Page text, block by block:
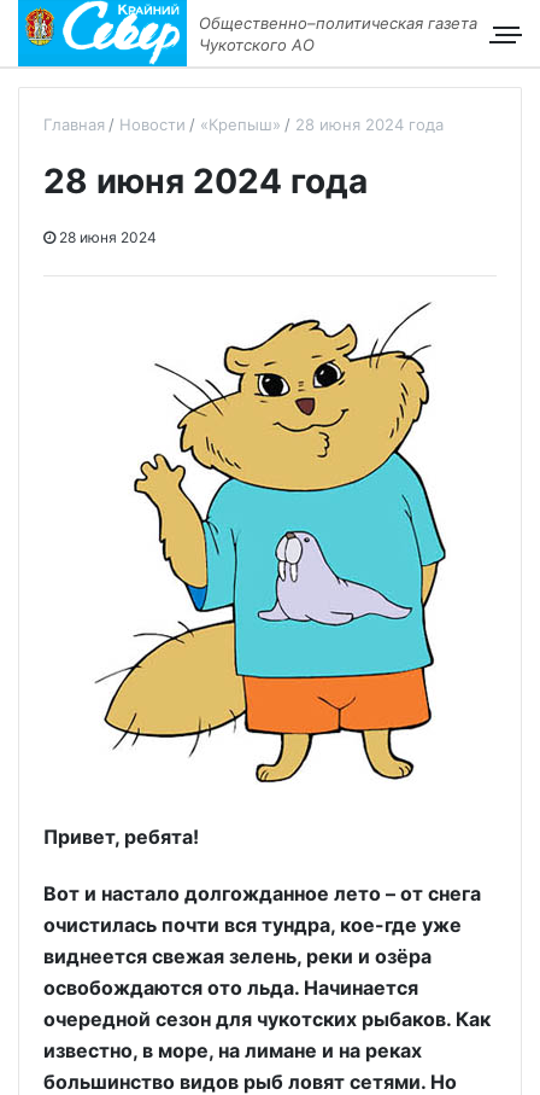
Общественно–политическая газета
Чукотского АО
Главная Новости «Крепыш» 28 июня 2024 года
28 июня 2024 года
28 июня 2024
Привет, ребята!
Вот и настало долгожданное лето – от снега
очистилась почти вся тундра, кое-где уже
виднеется свежая зелень, реки и озёра
освобождаются ото льда. Начинается
очередной сезон для чукотских рыбаков. Как
известно, в море, на лимане и на реках
большинство видов рыб ловят сетями. Но